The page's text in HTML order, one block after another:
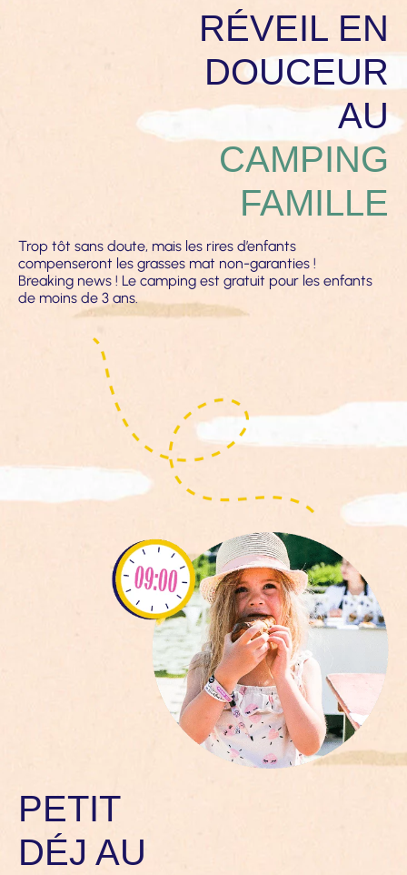
RÉVEIL EN
DOUCEUR
AU
CAMPING
FAMILLE
Trop tôt sans doute, mais les rires d’enfants
compenseront les grasses mat non-garanties !
Breaking news ! Le camping est gratuit pour les enfants
de moins de 3 ans.
PETIT
DÉJ AU